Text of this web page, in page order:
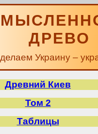
ДРЕВО
Украину –
Древний Киев
Том 2
Таблицы